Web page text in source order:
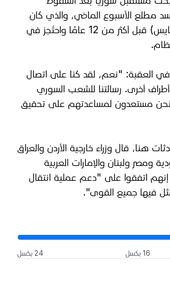
مطلع الأسبوع الماضي، والذي كان
قد ألقى القبض على (تايس) قبل أكثر من 12 عامًا واحتُجز في
العقبة: "نعم، لقد كنا على اتصال
أخرى. رسالتنا للشعب السوري
مستعدون لمساعدتهم على تحقيق
هنا، قال وزراء خارجية الأردن والعراق
ومصر ولبنان والإمارات العربية
إنهم اتفقوا على "دعم عملية انتقال
فيها جميع القوى".
16 بكسل 24 بكسل